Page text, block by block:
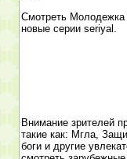
Смотреть Молодежка
новые серии seriyal.
Внимание зрителей
такие как: Мгла,
боги и другие